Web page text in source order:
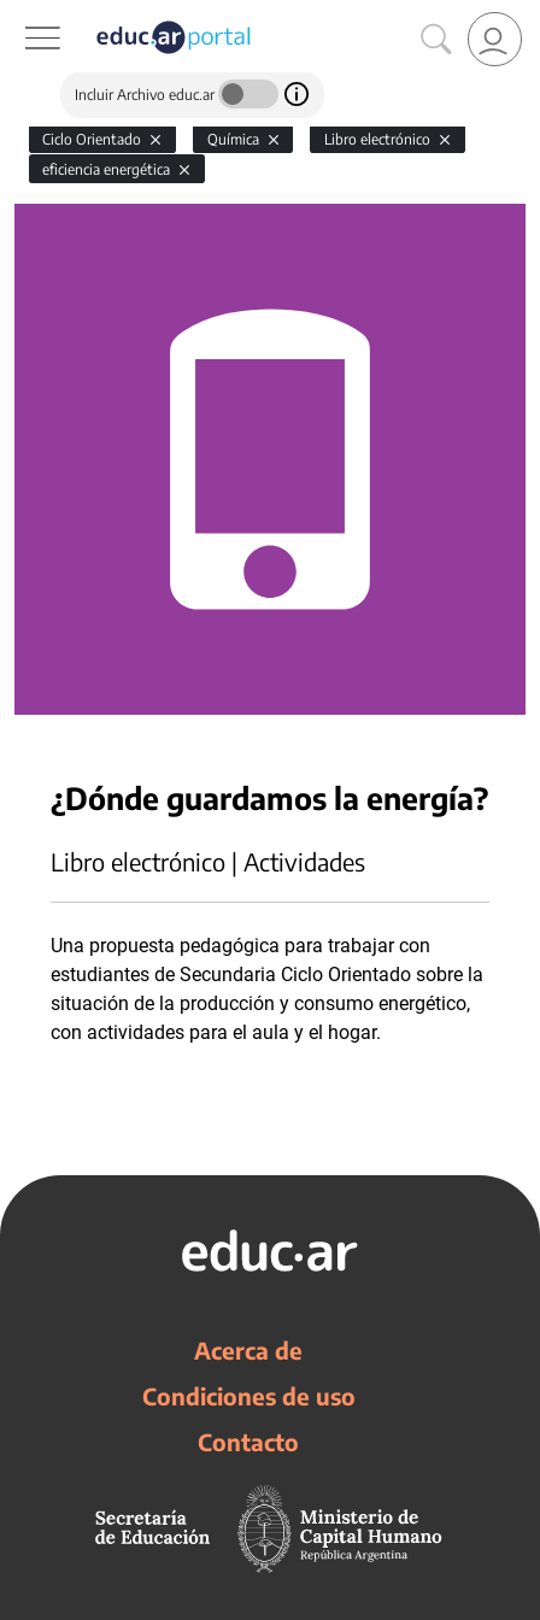
Incluir Archivo educ.ar
Ciclo Orientado Química
Libro electrónico
eficiencia energética
¿Dónde guardamos la energía?
Libro electrónico | Actividades
Una propuesta pedagógica para trabajar con
estudiantes de Secundaria Ciclo Orientado sobre la
situación de la producción y consumo energético,
con actividades para el aula y el hogar.
Acerca de
Condiciones de uso
Contacto